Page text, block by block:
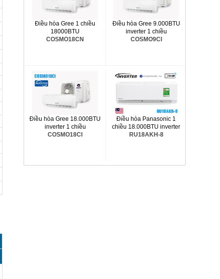
Điều hòa Gree 1 chiều
18000BTU
COSMO18CN
Điều hòa Gree 9.000BTU
inverter 1 chiều
COSMO9CI
Điều hòa Gree 18.000BTU
inverter 1 chiều
COSMO18CI
Điều hòa Panasonic 1
chiều 18.000BTU inverter
RU18AKH-8